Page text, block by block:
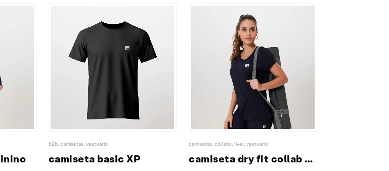
camisetas,collabs,live! b2b,nossos favoritos ,polos,vestuário
polo branca masculina bordada